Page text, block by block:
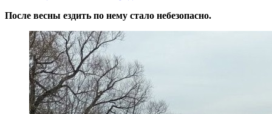
После весны ездить по нему стало небезопасно.